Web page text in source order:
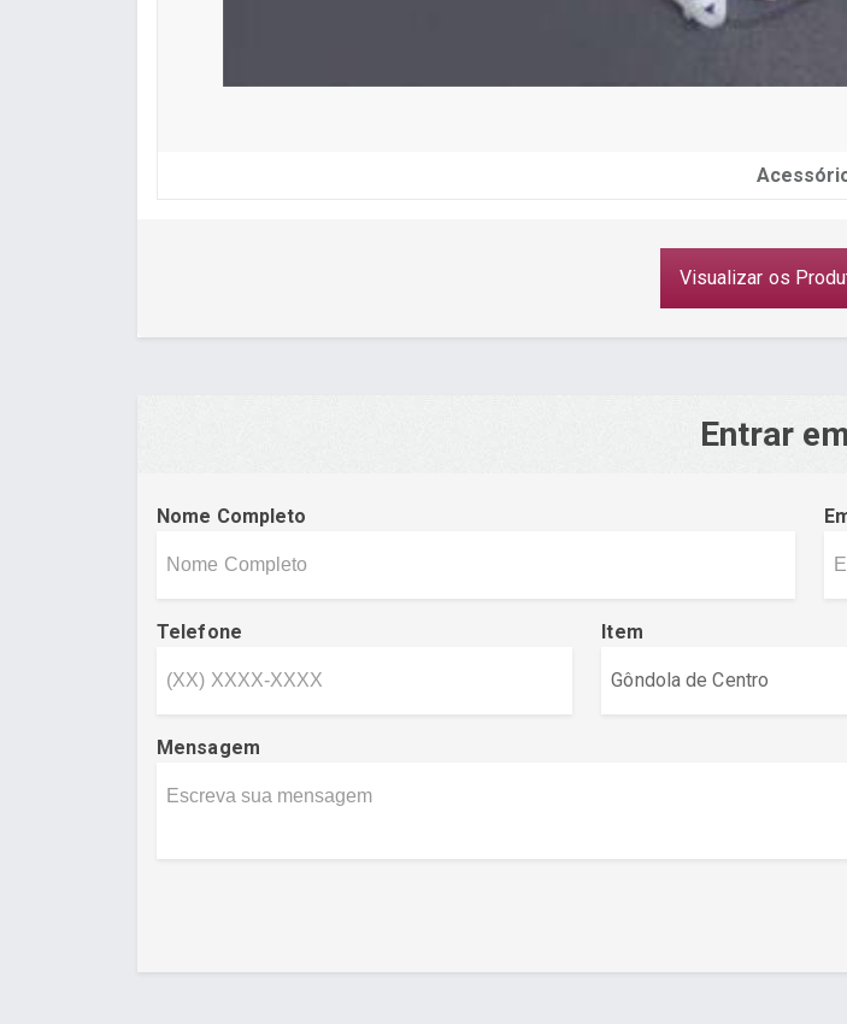
Visualizar os
Entrar
Nome Completo
Telefone Item
Mensagem